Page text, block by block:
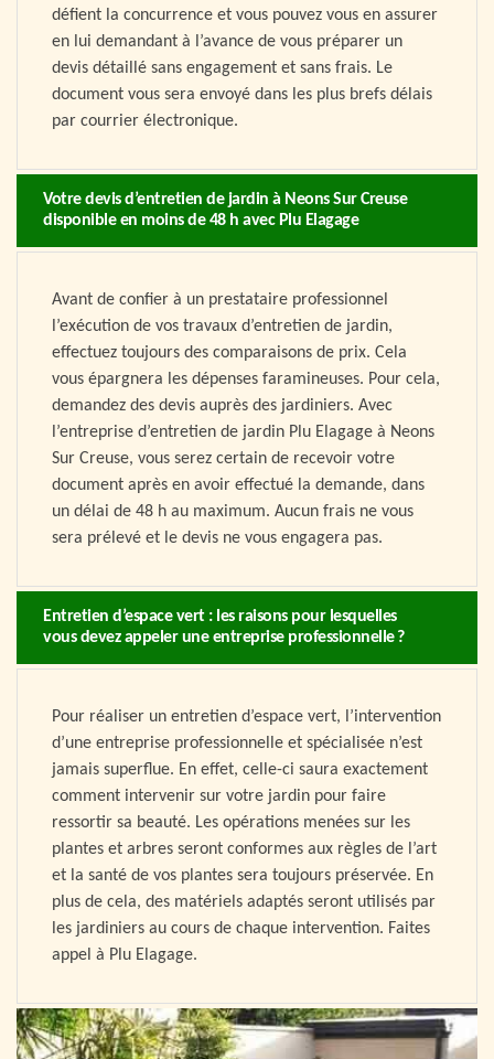
défient la concurrence et vous pouvez vous en assurer
en lui demandant à l’avance de vous préparer un
devis détaillé sans engagement et sans frais. Le
document vous sera envoyé dans les plus brefs délais
par courrier électronique.
Votre devis d’entretien de jardin à Neons Sur Creuse
disponible en moins de 48 h avec Plu Elagage
Avant de confier à un prestataire professionnel
l’exécution de vos travaux d’entretien de jardin,
effectuez toujours des comparaisons de prix. Cela
vous épargnera les dépenses faramineuses. Pour cela,
demandez des devis auprès des jardiniers. Avec
l’entreprise d’entretien de jardin Plu Elagage à Neons
Sur Creuse, vous serez certain de recevoir votre
document après en avoir effectué la demande, dans
un délai de 48 h au maximum. Aucun frais ne vous
sera prélevé et le devis ne vous engagera pas.
Entretien d’espace vert : les raisons pour lesquelles
vous devez appeler une entreprise professionnelle ?
Pour réaliser un entretien d’espace vert, l’intervention
d’une entreprise professionnelle et spécialisée n’est
jamais superflue. En effet, celle-ci saura exactement
comment intervenir sur votre jardin pour faire
ressortir sa beauté. Les opérations menées sur les
plantes et arbres seront conformes aux règles de l’art
et la santé de vos plantes sera toujours préservée. En
plus de cela, des matériels adaptés seront utilisés par
les jardiniers au cours de chaque intervention. Faites
appel à Plu Elagage.